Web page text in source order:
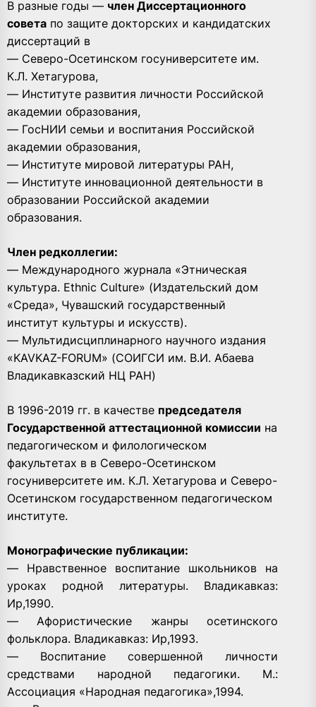
В разные годы — член Диссертационного
совета по защите докторских и кандидатских
диссертаций в
— Северо-Осетинском госуниверситете им.
К.Л. Хетагурова,
— Институте развития личности Российской
академии образования,
— ГосНИИ семьи и воспитания Российской
академии образования,
— Институте мировой литературы РАН,
— Институте инновационной деятельности в
образовании Российской академии
образования.
Член редколлегии:
— Международного журнала «Этническая
культура. Ethnic Culture» (Издательский дом
«Среда», Чувашский государственный
институт культуры и искусств).
— Мультидисциплинарного научного издания
«KAVKAZ-FORUM» (СОИГСИ им. В.И. Абаева
Владикавказский НЦ РАН)
В 1996-2019 гг. в качестве председателя
Государственной аттестационной комиссии на
педагогическом и филологическом
факультетах в в Северо-Осетинском
госуниверситете им. К.Л. Хетагурова и Северо-
Осетинском государственном педагогическом
институте.
Монографические публикации:
— Нравственное воспитание школьников на
уроках родной литературы. Владикавказ:
Ир,1990.
— Афористические жанры осетинского
фольклора. Владикавказ: Ир,1993.
— Воспитание совершенной личности
средствами народной педагогики. М.:
Ассоциация «Народная педагогика»,1994.